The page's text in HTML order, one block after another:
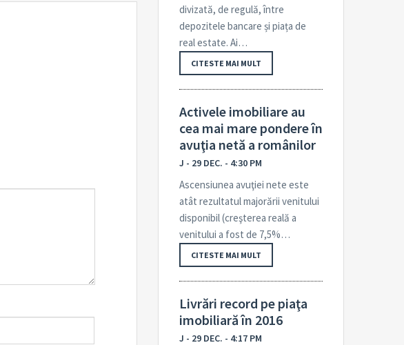
divizată, de regulă, între
depozitele bancare și piața de
real estate. Ai…
CITESTE MAI MULT
Activele imobiliare au
cea mai mare pondere în
avuţia netă a românilor
J - 29 DEC. - 4:30 PM
Ascensiunea avuţiei nete este
atât rezultatul majorării venitului
disponibil (creş­terea reală a
venitului a fost de 7,5%…
CITESTE MAI MULT
Livrări record pe piaţa
imobiliară în 2016
J - 29 DEC. - 4:17 PM